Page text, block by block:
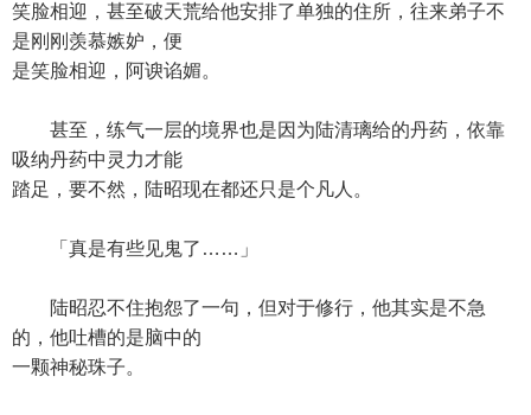
笑脸相迎，甚至破天荒给他安排了单独的住所，往来弟子不
是刚刚羡慕嫉妒，便
是笑脸相迎，阿谀谄媚。
甚至，练气一层的境界也是因为陆清璃给的丹药，依靠
吸纳丹药中灵力才能
踏足，要不然，陆昭现在都还只是个凡人。
「真是有些见鬼了……」
陆昭忍不住抱怨了一句，但对于修行，他其实是不急
的，他吐槽的是脑中的
一颗神秘珠子。